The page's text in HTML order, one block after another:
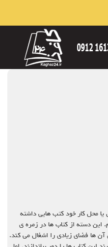
محل کار خود کتب هایی داشته
این دسته از کتاب ها در زمره ی
ها فضای زیادی را اشغال می کند.